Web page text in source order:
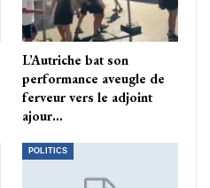
L’Autriche bat son
performance aveugle de
ferveur vers le adjoint
ajour…
POLITICS